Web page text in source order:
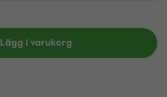
Lägg i varukorg